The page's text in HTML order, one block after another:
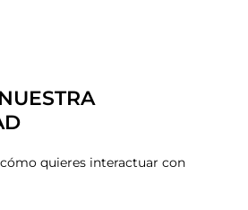
quieres interactuar con